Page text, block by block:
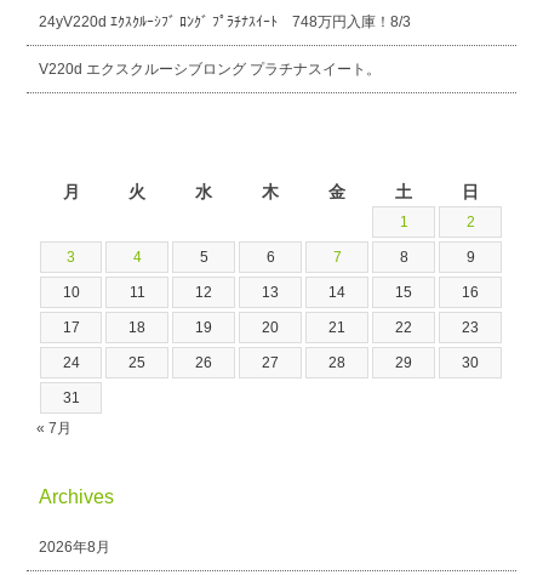
24yV220d ｴｸｽｸﾙｰｼﾌﾞ ﾛﾝｸﾞ ﾌﾟﾗﾁﾅｽｲｰﾄ 748万円入庫！8/3
V220d エクスクルーシブロング プラチナスイート。
月 火 水 木 金 土 日
1 2
3 4 5 6 7 8 9
10 11 12 13 14 15 16
17 18 19 20 21 22 23
24 25 26 27 28 29 30
31
« 7月
Archives
2026年8月